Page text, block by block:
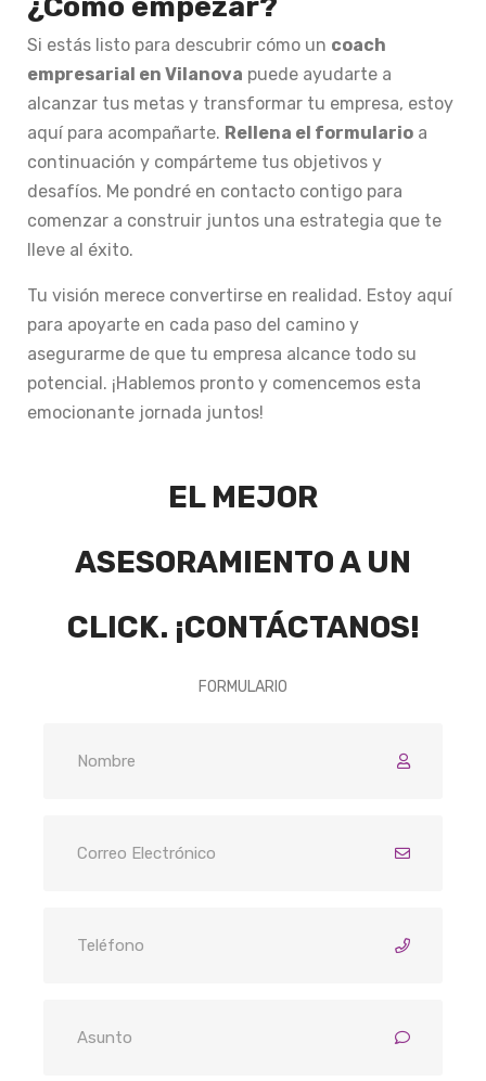
Si estás listo para descubrir cómo un coach
empresarial en Vilanova puede ayudarte a
alcanzar tus metas y transformar tu empresa, estoy
aquí para acompañarte. Rellena el formulario a
continuación y compárteme tus objetivos y
desafíos. Me pondré en contacto contigo para
comenzar a construir juntos una estrategia que te
lleve al éxito.
Tu visión merece convertirse en realidad. Estoy aquí
para apoyarte en cada paso del camino y
asegurarme de que tu empresa alcance todo su
potencial. ¡Hablemos pronto y comencemos esta
emocionante jornada juntos!
EL MEJOR
ASESORAMIENTO A UN
CLICK. ¡CONTÁCTANOS!
FORMULARIO